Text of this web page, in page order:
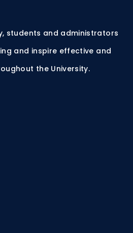
students and administrators
and inspire effective and
the University.